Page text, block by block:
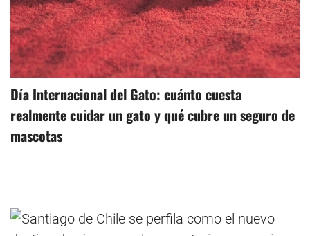
Día Internacional del Gato: cuánto cuesta
realmente cuidar un gato y qué cubre un seguro de
mascotas